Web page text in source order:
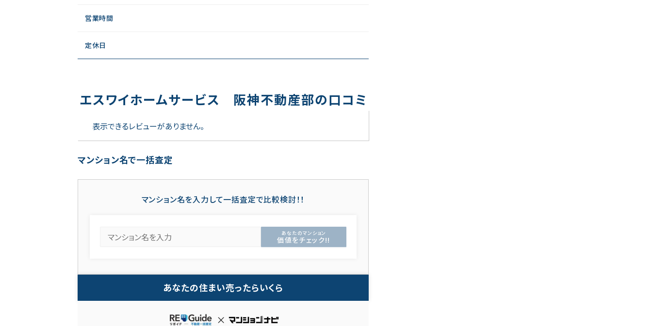
営業時間
定休日
エスワイホームサービス 阪神不動産部の口コミ
表示できるレビューがありません。
マンション名で一括査定
マンション名を入力して一括査定で比較検討！！
あなたのマンション
価値をチェック!!
あなたの住まい売ったらいくら